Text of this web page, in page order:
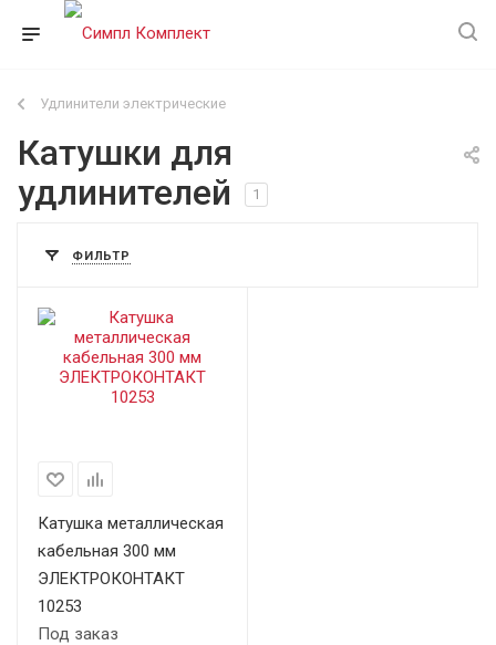
Удлинители электрические
Катушки для
удлинителей
1
ФИЛЬТР
Катушка металлическая
кабельная 300 мм
ЭЛЕКТРОКОНТАКТ
10253
Под заказ